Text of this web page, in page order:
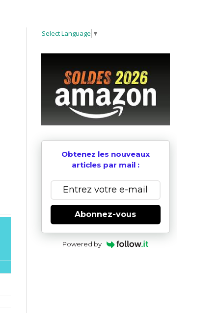
Select Language ▼
Obtenez les nouveaux
articles par mail :
Abonnez-vous
Powered by